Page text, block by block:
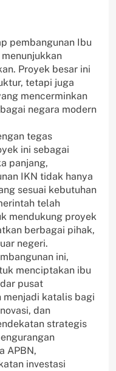
pembangunan Ibu
Proyek besar ini
tetapi juga
mencerminkan
negara modern
tegas
ini sebagai
panjang,
IKN tidak hanya
sesuai kebutuhan
telah
mendukung proyek
berbagai pihak,
negeri.
ini,
menciptakan ibu
pusat
menjadi katalis bagi
dan
strategis
APBN,
investasi